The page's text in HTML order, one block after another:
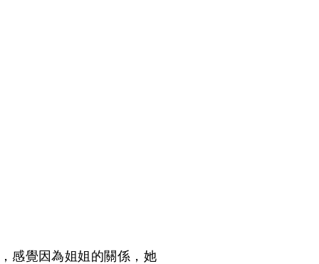
感覺因為姐姐的關係，她